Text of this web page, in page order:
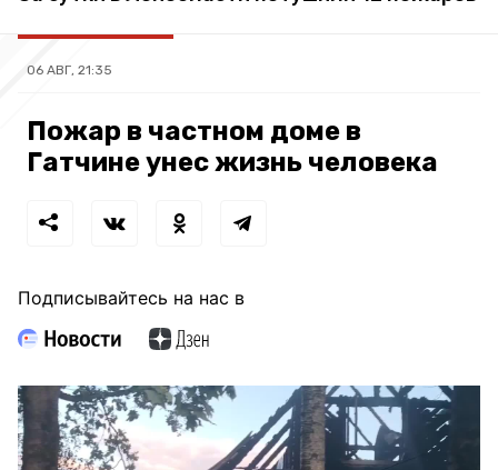
06 АВГ, 21:35
Пожар в частном доме в
Гатчине унес жизнь человека
Подписывайтесь на нас в